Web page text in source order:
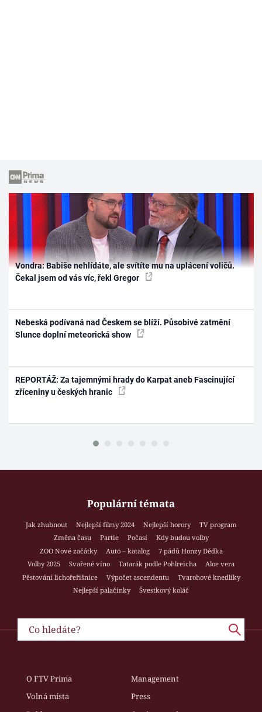
Vondra: Babiše nehlídáte, ale svítíte mu na uplácení voličů.
Čekal jsem od vás víc, řekl Gregor
Nebeská podívaná nad Českem se blíží. Působivé zatmění
Slunce doplní meteorická show
REPORTÁŽ: Za tajemnými hrady do Karpat aneb Fascinující
zříceniny u českých hranic
Populární témata
Jak zhubnout Nejlepší filmy 2024 Nejlepší horory
TV program
Změna času
Partie Počasí
Kdy budou volby
ZOO Nové začátky
Auto – katalog
7 pádů Honzy Dědka
Volby 2025
Svařené víno Tatarák podle Pohlreicha
Aloe vera
Pěstování lichořeřišnice
Výpočet ascendentu
Tvarohové knedlíky
Nejlepší palačinky
Švestkový koláč
O FTV Prima
Management
Volná místa
Press